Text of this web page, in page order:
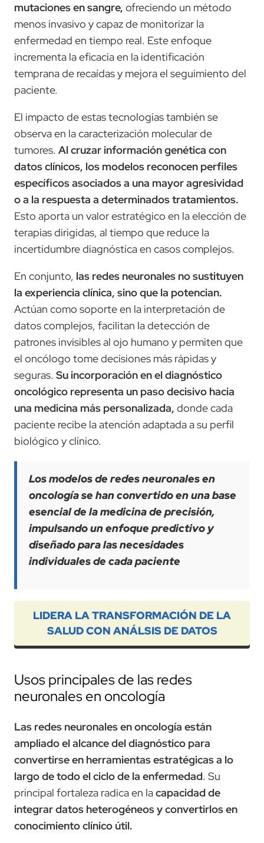
mutaciones en sangre, ofreciendo un método
menos invasivo y capaz de monitorizar la
enfermedad en tiempo real. Este enfoque
incrementa la eficacia en la identificación
temprana de recaídas y mejora el seguimiento del
paciente.
El impacto de estas tecnologías también se
observa en la caracterización molecular de
tumores. Al cruzar información genética con
datos clínicos, los modelos reconocen perfiles
específicos asociados a una mayor agresividad
o a la respuesta a determinados tratamientos.
Esto aporta un valor estratégico en la elección de
terapias dirigidas, al tiempo que reduce la
incertidumbre diagnóstica en casos complejos.
En conjunto, las redes neuronales no sustituyen
la experiencia clínica, sino que la potencian.
Actúan como soporte en la interpretación de
datos complejos, facilitan la detección de
patrones invisibles al ojo humano y permiten que
el oncólogo tome decisiones más rápidas y
seguras. Su incorporación en el diagnóstico
oncológico representa un paso decisivo hacia
una medicina más personalizada, donde cada
paciente recibe la atención adaptada a su perfil
biológico y clínico.
Los modelos de redes neuronales en
oncología se han convertido en una base
esencial de la medicina de precisión,
impulsando un enfoque predictivo y
diseñado para las necesidades
individuales de cada paciente
LIDERA LA TRANSFORMACIÓN DE LA
SALUD CON ANÁLSIS DE DATOS
Usos principales de las redes
neuronales en oncología
Las redes neuronales en oncología están
ampliado el alcance del diagnóstico para
convertirse en herramientas estratégicas a lo
largo de todo el ciclo de la enfermedad. Su
principal fortaleza radica en lacapacidad de
integrar datos heterogéneos y convertirlos en
conocimiento clínico útil.